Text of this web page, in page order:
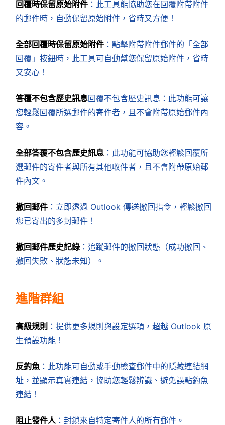
回覆時保留原始附件 ：此工具能協助您在回覆附帶附件
的郵件時，自動保留原始附件，省時又方便！
全部回覆時保留原始附件 ：點擊附帶附件郵件的「全部
回覆」按鈕時，此工具可自動幫您保留原始附件，省時
又安心！
答覆不包含歷史訊息回覆不包含歷史訊息：此功能可讓
您輕鬆回覆所選郵件的寄件者，且不會附帶原始郵件內
容。
全部答覆不包含歷史訊息 ：此功能可協助您輕鬆回覆所
選郵件的寄件者與所有其他收件者，且不會附帶原始郵
件內文。
撤回郵件 ：立即透過 Outlook 傳送撤回指令，輕鬆撤回
您已寄出的多封郵件！
撤回郵件歷史記錄 ：追蹤郵件的撤回狀態（成功撤回、
撤回失敗、狀態未知）。
進階群組
高級規則 ：提供更多規則與設定選項，超越 Outlook 原
生預設功能！
反釣魚 ：此功能可自動或手動檢查郵件中的隱藏連結網
址，並顯示真實連結，協助您輕鬆辨識、避免誤點釣魚
連結！
阻止發件人：封鎖來自特定寄件人的所有郵件。